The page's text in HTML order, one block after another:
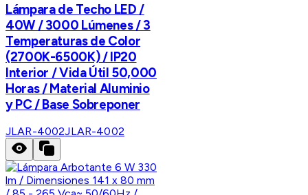
Lámpara de Techo LED /
40W / 3000 Lúmenes / 3
Temperaturas de Color
(2700K-6500K) / IP20
Interior / Vida Útil 50,000
Horas / Material Aluminio
y PC / Base Sobreponer
JLAR-4002JLAR-4002